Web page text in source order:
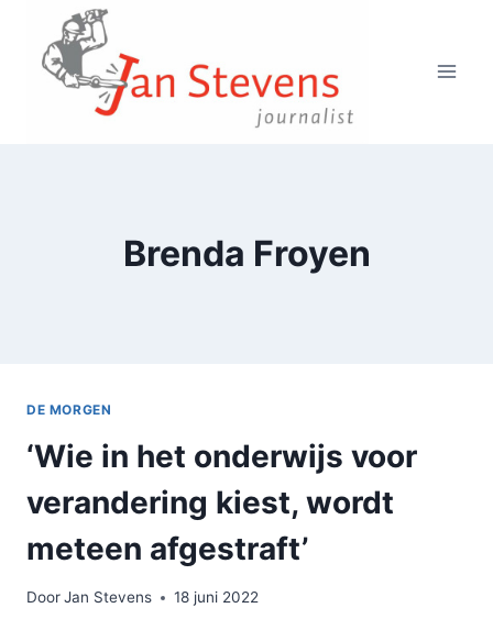
Doorgaan
inhoud
Brenda Froyen
DE MORGEN
‘Wie in het onderwijs voor
verandering kiest, wordt
meteen afgestraft’
DoorJan Stevens 18 juni 2022